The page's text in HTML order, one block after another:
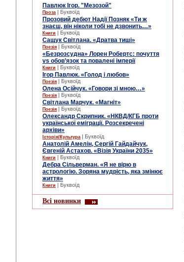
Павлюк Ігор. "Мезозой"
Проза | Буквоїд
Прозовий дебют Надії Позняк «Ти ж
знаєш, він ніколи тобі не дзвонить…»
Книги | Буквоїд
Сащук Світлана. «Дратва тиші»
Поезія | Буквоїд
«Безрозсудна» Лорен Робертс: почуття
vs обов’язок та повалені імперії
Книги | Буквоїд
Ігор Павлюк. «Голод і любов»
Поезія | Буквоїд
Олена Осійчук. «Говори зі мною…»
Поезія | Буквоїд
Світлана Марчук. «Магніт»
Поезія | Буквоїд
Олександр Скрипник. «НКВД/КГБ проти
української еміграції. Розсекречені
архіви»
Історія/Культура | Буквоїд
Анатолій Амелін, Сергій Гайдайчук,
Євгеній Астахов. «Візія України 2035»
Книги | Буквоїд
Дебра Сільверман. «Я не вірю в
астрологію. Зоряна мудрість, яка змінює
життя»
Книги | Буквоїд
Всі новинки